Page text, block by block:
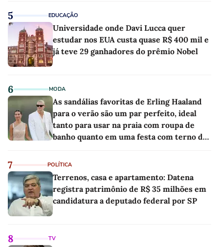
5 EDUCAÇÃO
Universidade onde Davi Lucca quer
estudar nos EUA custa quase R$ 400 mil e
já teve 29 ganhadores do prêmio Nobel
6 MODA
As sandálias favoritas de Erling Haaland
para o verão são um par perfeito, ideal
tanto para usar na praia com roupa de
banho quanto em uma festa com terno de
7 POLÍTICA
Terrenos, casa e apartamento: Datena
registra patrimônio de R$ 35 milhões em
candidatura a deputado federal por SP
8 TV